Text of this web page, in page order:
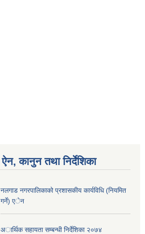
ऐन, कानुन तथा निर्देशिका
नलगाड नगरपालिकाको प्रशासकीय कार्यविधि (नियमित
गर्ने) एेन
अार्थिक सहायता सम्बन्धी निर्देशिका २०७४